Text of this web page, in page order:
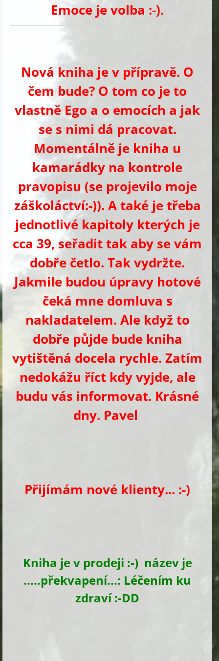
Emoce je volba :-).
Nová kniha je v přípravě. O
čem bude? O tom co je to
vlastně Ego a o emocích a jak
se s nimi dá pracovat.
Momentálně je kniha u
kamarádky na kontrole
pravopisu (se projevilo moje
záškoláctví:-)). A také je třeba
jednotlivé kapitoly kterých je
cca 39, seřadit tak aby se vám
dobře četlo. Tak vydržte.
Jakmile budou úpravy hotové
čeká mne domluva s
nakladatelem. Ale když to
dobře půjde bude kniha
vytištěná docela rychle. Zatím
nedokážu říct kdy vyjde, ale
budu vás informovat. Krásné
dny. Pavel
Přijímám nové klienty... :-)
Kniha je v prodeji :-) název je
.....překvapení...: Léčením ku
zdraví :-DD